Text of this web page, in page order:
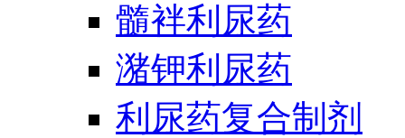
髓袢利尿药
潴钾利尿药
利尿药复合制剂